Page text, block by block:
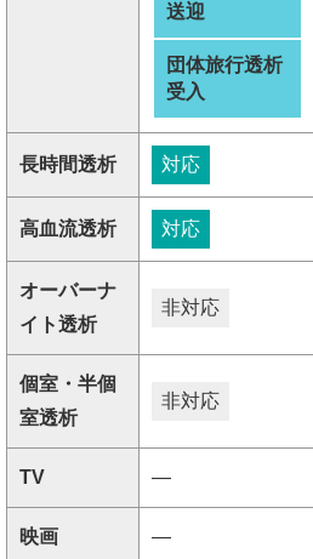
送迎
団体旅行透析
受入
長時間透析 対応
高血流透析 対応
オーバーナ
イト透析
非対応
個室・半個
室透析
非対応
TV ―
映画 ―